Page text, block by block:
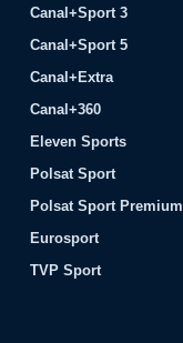
Canal+Sport 3
Canal+Sport 5
Canal+Extra
Canal+360
Eleven Sports
Polsat Sport
Polsat Sport Premium
Eurosport
TVP Sport